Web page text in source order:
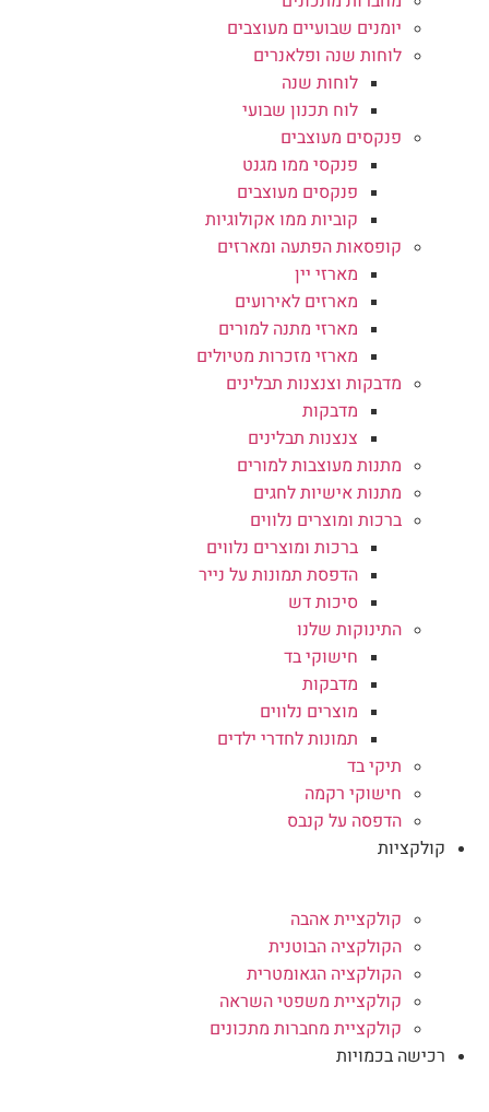
יומנים שבועיים מעוצבים
לוחות שנה ופלאנרים
לוחות שנה
לוח תכנון שבועי
פנקסים מעוצבים
פנקסי ממו מגנט
פנקסים מעוצבים
קוביות ממו אקולוגיות
קופסאות הפתעה ומארזים
מארזי יין
מארזים לאירועים
מארזי מתנה למורים
מארזי מזכרות מטיולים
מדבקות וצנצנות תבלינים
מדבקות
צנצנות תבלינים
מתנות מעוצבות למורים
מתנות אישיות לחגים
ברכות ומוצרים נלווים
ברכות ומוצרים נלווים
הדפסת תמונות על נייר
סיכות דש
התינוקות שלנו
חישוקי בד
מדבקות
מוצרים נלווים
תמונות לחדרי ילדים
תיקי בד
חישוקי רקמה
הדפסה על קנבס
קולקציות
קולקציית אהבה
הקולקציה הבוטנית
הקולקציה הגאומטרית
קולקציית משפטי השראה
קולקציית מחברות מתכונים
רכישה בכמויות